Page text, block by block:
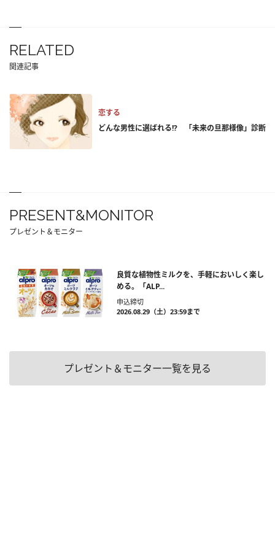
RELATED
関連記事
恋する
どんな男性に選ばれる!? 「未来の旦那様像」診断
PRESENT&MONITOR
プレゼント＆モニター
良質な植物性ミルクを、手軽においしく楽し
める。「ALP...
申込締切
2026.08.29（土）23:59まで
プレゼント＆モニター一覧を見る